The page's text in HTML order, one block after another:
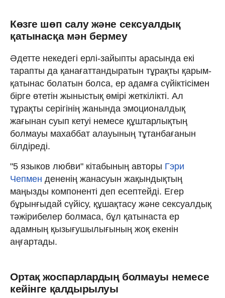
Көзге шөп салу және сексуалдық
қатынасқа мән бермеу
Әдетте некедегі ерлі-зайыпты арасында екі
тарапты да қанағаттандыратын тұрақты қарым-
қатынас болатын болса, ер адамға сүйіктісімен
бірге өтетін жыныстық өмірі жеткілікті. Ал
тұрақты серігінің жанында эмоционалдық
жағынан суып кетуі немесе құштарлықтың
болмауы махаббат алауының тұтанбағанын
білдіреді.
"5 языков любви" кітабының авторы Гэри
Чепмен дененің жанасуын жақындықтың
маңызды компоненті деп есептейді. Егер
бұрынғыдай сүйісу, құшақтасу және сексуалдық
тәжірибелер болмаса, бұл қатынаста ер
адамның қызығушылығының жоқ екенін
аңғартады.
Ортақ жоспарлардың болмауы немесе
кейінге қалдырылуы